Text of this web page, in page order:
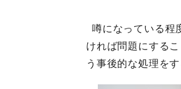
噂になっている程
ければ問題にする
う事後的な処理を